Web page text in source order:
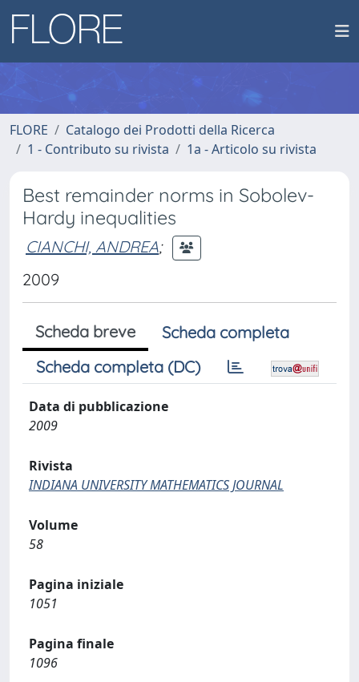
FLORE
Catalogo dei Prodotti della Ricerca
1 - Contributo su rivista
1a - Articolo su rivista
Best remainder norms in Sobolev-
Hardy inequalities
CIANCHI, ANDREA;
2009
Scheda breve
Scheda completa
Scheda completa (DC)
Data di pubblicazione
2009
Rivista
INDIANA UNIVERSITY MATHEMATICS JOURNAL
Volume
58
Pagina iniziale
1051
Pagina finale
1096